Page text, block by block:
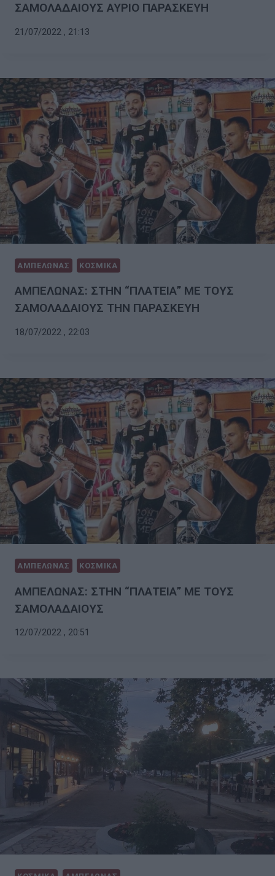
ΣΑΜΟΛΑΔΑΙΟΥΣ ΑΥΡΙΟ ΠΑΡΑΣΚΕΥΗ
21/07/2022 , 21:13
ΑΜΠΕΛΩΝΑΣ ΚΟΣΜΙΚΑ
ΑΜΠΕΛΩΝΑΣ: ΣΤΗΝ “ΠΛΑΤΕΙΑ” ΜΕ ΤΟΥΣ
ΣΑΜΟΛΑΔΑΙΟΥΣ ΤΗΝ ΠΑΡΑΣΚΕΥΗ
18/07/2022 , 22:03
ΑΜΠΕΛΩΝΑΣ ΚΟΣΜΙΚΑ
ΑΜΠΕΛΩΝΑΣ: ΣΤΗΝ “ΠΛΑΤΕΙΑ” ΜΕ ΤΟΥΣ
ΣΑΜΟΛΑΔΑΙΟΥΣ
12/07/2022 , 20:51